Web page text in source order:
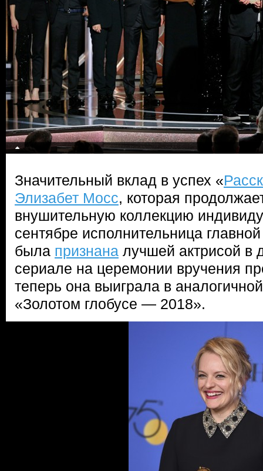
Значительный вклад в успех «
Элизабет Мосс, которая
внушительную коллекцию
сентябре исполнительница
была признана лучшей актрисой в
сериале на церемонии вручения
теперь она выиграла в
«Золотом глобусе — 2018».